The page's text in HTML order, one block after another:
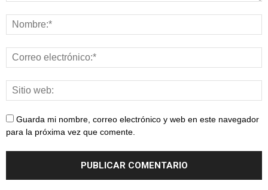
Guarda mi nombre, correo electrónico y web en este navegador
para la próxima vez que comente.